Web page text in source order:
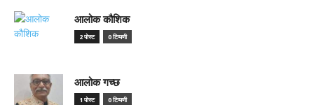
आलोक कौशिक
2 पोस्ट 0 टिप्पणी
आलोक गच्छ
1 पोस्ट 0 टिप्पणी